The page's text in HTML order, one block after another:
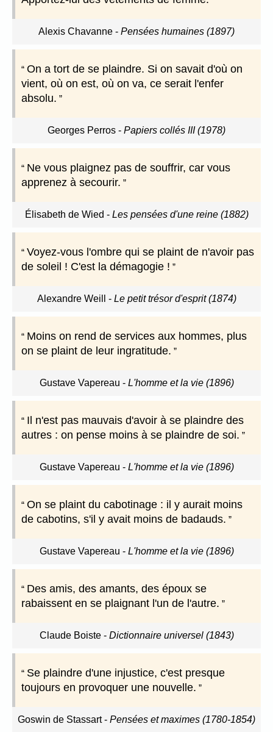
Alexis Chavanne - Pensées humaines (1897)
On a tort de se plaindre. Si on savait d'où on
vient, où on est, où on va, ce serait l'enfer
absolu.
Georges Perros - Papiers collés III (1978)
Ne vous plaignez pas de souffrir, car vous
apprenez à secourir.
Élisabeth de Wied - Les pensées d'une reine (1882)
Voyez-vous l'ombre qui se plaint de n'avoir pas
de soleil ! C'est la démagogie !
Alexandre Weill - Le petit trésor d'esprit (1874)
Moins on rend de services aux hommes, plus
on se plaint de leur ingratitude.
Gustave Vapereau - L'homme et la vie (1896)
Il n'est pas mauvais d'avoir à se plaindre des
autres : on pense moins à se plaindre de soi.
Gustave Vapereau - L'homme et la vie (1896)
On se plaint du cabotinage : il y aurait moins
de cabotins, s'il y avait moins de badauds.
Gustave Vapereau - L'homme et la vie (1896)
Des amis, des amants, des époux se
rabaissent en se plaignant l'un de l'autre.
Claude Boiste- Dictionnaire universel (1843)
Se plaindre d'une injustice, c'est presque
toujours en provoquer une nouvelle.
Goswin de Stassart- Pensées et maximes (1780-1854)